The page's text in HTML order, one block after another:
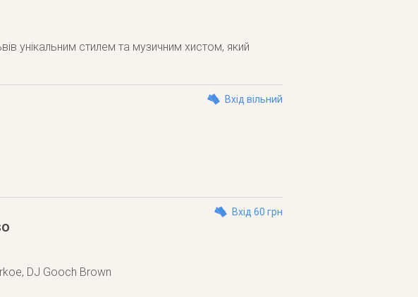
унікальним стилем та музичним хистом, який
Вхід вільний
Вхід 60 грн
DJ Gooch Brown